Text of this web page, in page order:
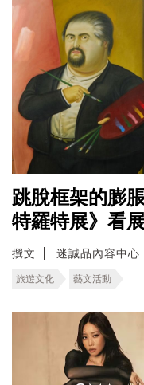
跳脫框架的膨
特羅特展》看
撰文 迷誠品內容中心
旅遊文化 藝文活動